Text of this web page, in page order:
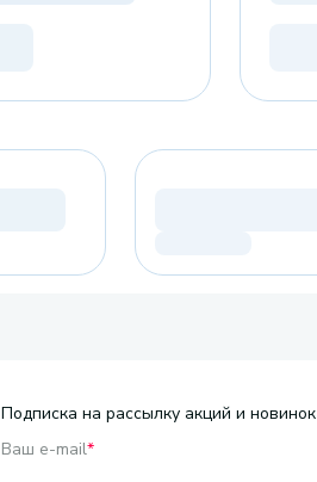
Подписка на рассылку акций и новинок
Ваш e-mail*